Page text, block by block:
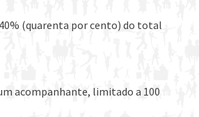
(quarenta por cento) do total
acompanhante, limitado a 100